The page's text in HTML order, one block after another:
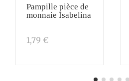
Pampille pièce de
monnaie Isabelina
1,79 €